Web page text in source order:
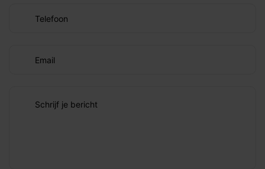
Telefoon
Email
Schrijf je bericht